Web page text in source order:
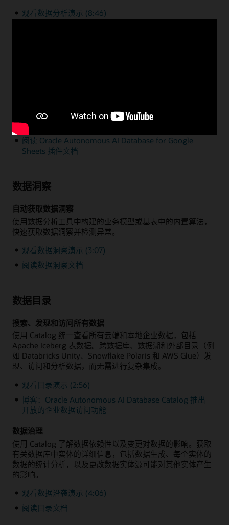
观看数据分析演示 (8:46)
阅读 Oracle Autonomous AI Database for Excel 插件
文档
阅读 Oracle Autonomous AI Database for Google
Sheets 插件文档
数据洞察
自动获取数据洞察
使用数据分析工具中构建的业务模型或基表中的内置算法，
快速获取数据洞察并检测异常。
观看数据洞察演示 (3:07)
阅读数据洞察文档
数据目录
搜索、发现和访问所有数据
使用 Catalog 统一查看所有云端和本地企业数据，包括
Apache Iceberg 表数据。跨数据库、数据湖和外部目录（例
如 Databricks Unity、Snowflake Polaris 和 AWS Glue）发
现、访问和分析数据，而无需进行复杂集成。
观看目录演示 (2:56)
博客：Oracle Autonomous AI Database Catalog 推出
开放的企业数据访问功能
数据治理
使用 Catalog 了解数据依赖性以及变更对数据的影响。获取
有关数据库中实体的详细信息，包括数据生成、每个实体的
数据的统计分析，以及更改数据实体源可能对其他实体产生
的影响。
观看数据沿袭演示 (4:06)
阅读目录文档